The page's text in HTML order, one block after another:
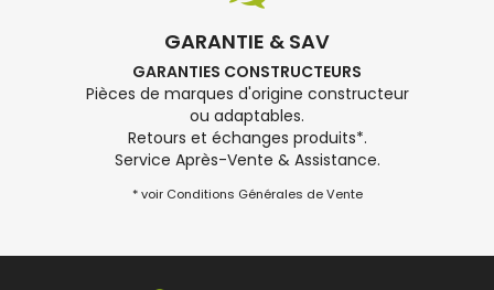
GARANTIE & SAV
GARANTIES CONSTRUCTEURS
Pièces de marques d'origine constructeur
ou adaptables.
Retours et échanges produits*.
Service Après-Vente & Assistance.
* voir Conditions Générales de Vente